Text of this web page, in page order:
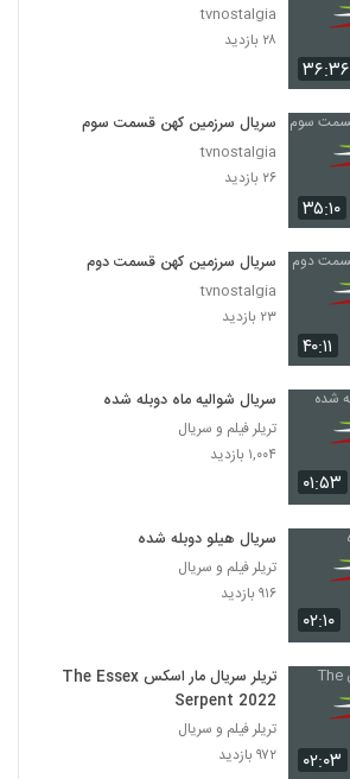
۳۶:۳۶
tvnostalgia
۲۸ بازدید
۳۵:۱۰
سریال سرزمین کهن قسمت سوم
tvnostalgia
۲۶ بازدید
۴۰:۱۱
سریال سرزمین کهن قسمت دوم
tvnostalgia
۲۳ بازدید
۰۱:۵۳
سریال شوالیه ماه دوبله شده
تریلر فیلم و سریال
۱,۰۰۴ بازدید
۰۲:۱۰
سریال هیلو دوبله شده
تریلر فیلم و سریال
۹۱۶ بازدید
۰۲:۰۳
تریلر سریال مار اسکس The Essex
Serpent 2022
تریلر فیلم و سریال
۹۷۲ بازدید